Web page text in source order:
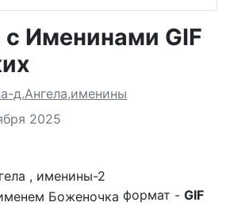
Именинами GIF
д.Ангела,именины
2025
, именины-2
формат - GIF